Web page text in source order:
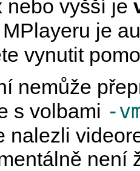
nebo vyšší je
MPlayeru je
vynutit
nemůže
s volbami -
nalezli
není